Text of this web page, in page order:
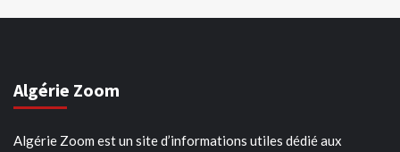
Algérie Zoom
Algérie Zoom est un site d’informations utiles dédié aux